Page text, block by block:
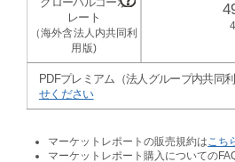
PDFプレミアム（法人グループ内共同
せください
マーケットレポートの販売規約は こち
マーケットレポート購入についての